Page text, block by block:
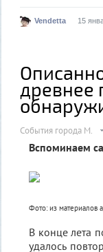
Vendetta 15
древнее
События города М.
Вспоминаем
Фото: из материалов
В конце лета
удалось